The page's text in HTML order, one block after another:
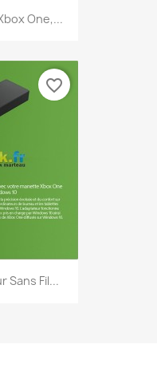
One,...
Sans Fil...
favorite_border